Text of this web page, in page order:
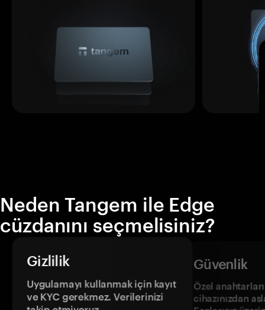
Neden Tangem ile Edge
cüzdanını seçmelisiniz?
Gizlilik
Uygulamayı kullanmak için kayıt
ve KYC gerekmez. Verilerinizi
Güvenlik
Özel
cihazınızdan